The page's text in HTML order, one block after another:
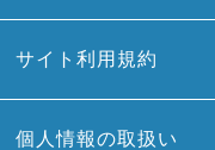
サイト利用規約
個人情報の取扱い